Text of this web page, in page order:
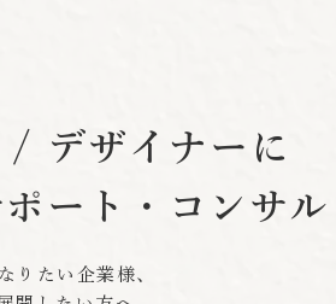
デザイナーに
ート・コンサル
りたい企業様、